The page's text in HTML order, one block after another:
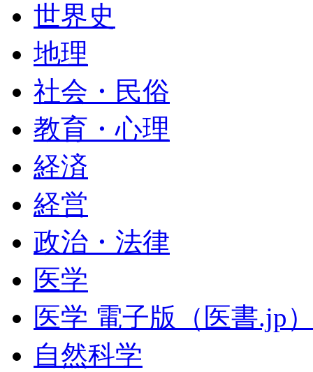
世界史
地理
社会・民俗
教育・心理
経済
経営
政治・法律
医学
医学 電子版（医書.jp
自然科学